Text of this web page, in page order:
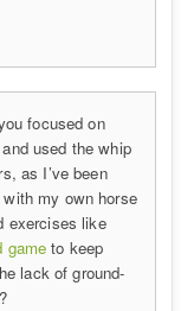
focused on
used the whip
as I’ve been
my own horse
exercises like
game to keep
lack of ground-